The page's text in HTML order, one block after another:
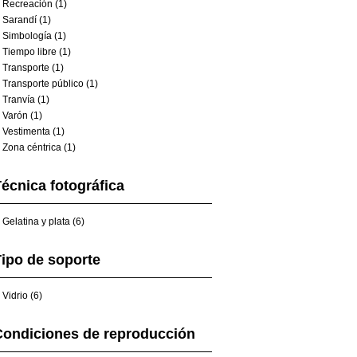
Recreación (1)
Sarandí (1)
Simbología (1)
Tiempo libre (1)
Transporte (1)
Transporte público (1)
Tranvía (1)
Varón (1)
Vestimenta (1)
Zona céntrica (1)
fotográfica
Gelatina y plata (6)
de soporte
Vidrio (6)
de reproducción